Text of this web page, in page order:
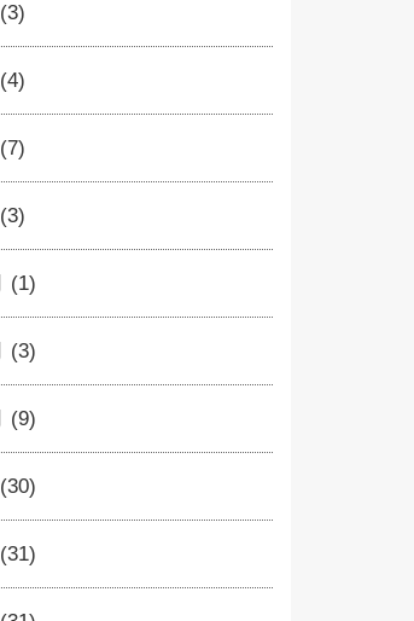
(3)
(4)
(7)
(3)
(1)
(3)
(9)
(30)
(31)